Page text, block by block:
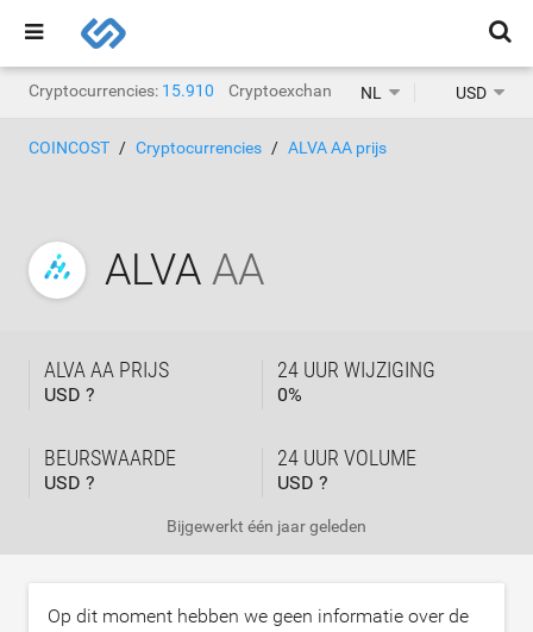
Cryptocurrencies: 15.910 Cryptoexchanges: 1.471
NL USD
COINCOST Cryptocurrencies ALVA AA prijs
ALVA AA
ALVA AA PRIJS
USD ?
24 UUR WIJZIGING
0%
BEURSWAARDE
USD ?
24 UUR VOLUME
USD ?
Bijgewerkt één jaar geleden
Op dit moment hebben we geen informatie over de